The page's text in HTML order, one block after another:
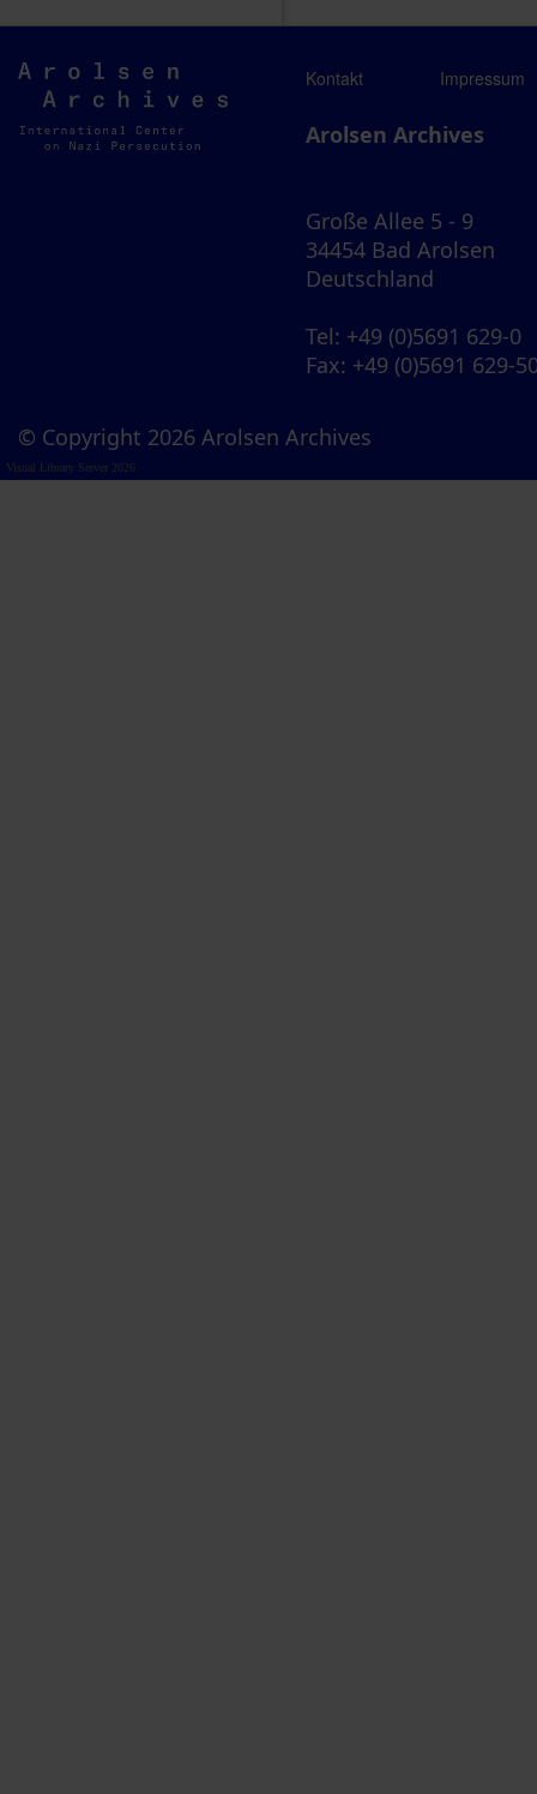
Arolsen
Archives
Kontakt Impressum
Arolsen Archives
Große Allee 5 - 9
34454 Bad Arolsen
Deutschland
Tel: +49 (0)5691 629-0
Fax: +49 (0)5691 629-
© Copyright 2026 Arolsen Archives
Visual Library Server 2026